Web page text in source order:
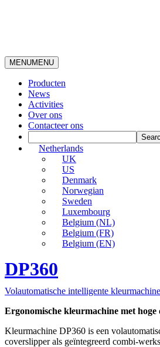
MENUMENU
Producten
News
Activities
Over ons
Contacteer ons
Netherlands
UK
US
Denmark
Norwegian
Sweden
Luxembourg
Belgium (NL)
Belgium (FR)
Belgium (EN)
DP360
Volautomatische intelligente kleurmachine
Ergonomische kleurmachine met hoge
Kleurmachine DP360 is een
coverslipper als geïntegreerd combi-